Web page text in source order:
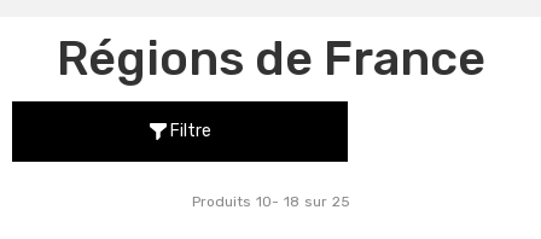
Régions de France
Filtre
Produits 10- 18 sur 25